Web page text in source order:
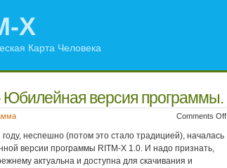
X
Карта Человека
Юбилейная версия программы.
Comments Off
году, неспешно (потом это стало традицией), началась
версии программы RITM-X 1.0. И надо признать,
актуальна и доступна для скачивания и